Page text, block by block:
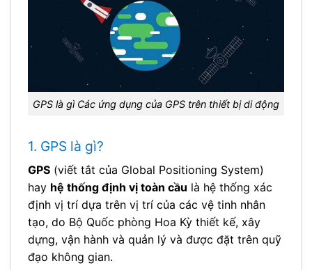
GPS là gì Các ứng dụng của GPS trên thiết bị di động
1. GPS là gì?
GPS (viết tắt của Global Positioning System)
hay hệ thống định vị toàn cầu là hệ thống xác
định vị trí dựa trên vị trí của các vệ tinh nhân
tạo, do Bộ Quốc phòng Hoa Kỳ thiết kế, xây
dựng, vận hành và quản lý và được đặt trên quỹ
đạo không gian.